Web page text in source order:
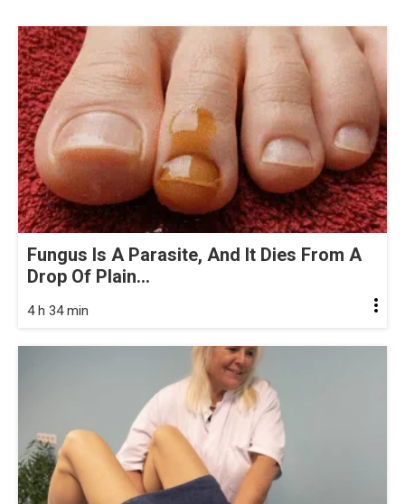
Fungus Is A Parasite, And It Dies From A
Drop Of Plain...
4 h 34 min